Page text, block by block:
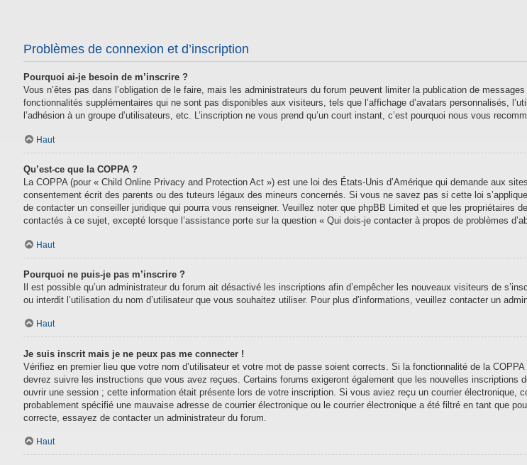
Problèmes de connexion et d’inscription
Pourquoi ai-je besoin de m’inscrire ?
Vous n’êtes pas dans l’obligation de le faire, mais les administrateurs du forum peuvent limiter la publication de
fonctionnalités supplémentaires qui ne sont pas disponibles aux visiteurs, tels que l’affichage d’avatars personnalisés,
l’adhésion à un groupe d’utilisateurs, etc. L’inscription ne vous prend qu’un court instant, c’est pourquoi nous vous
Haut
Qu’est-ce que la COPPA ?
La COPPA (pour « Child Online Privacy and Protection Act ») est une loi des États-Unis d’Amérique qui demande aux
consentement écrit des parents ou des tuteurs légaux des mineurs concernés. Si vous ne savez pas si cette loi
de contacter un conseiller juridique qui pourra vous renseigner. Veuillez noter que phpBB Limited et que les propriétaires
contactés à ce sujet, excepté lorsque l’assistance porte sur la question « Qui dois-je contacter à propos de problèmes
Haut
Pourquoi ne puis-je pas m’inscrire ?
Il est possible qu’un administrateur du forum ait désactivé les inscriptions afin d’empêcher les nouveaux visiteurs de
ou interdit l’utilisation du nom d’utilisateur que vous souhaitez utiliser. Pour plus d’informations, veuillez contacter un
Haut
Je suis inscrit mais je ne peux pas me connecter !
Vérifiez en premier lieu que votre nom d’utilisateur et votre mot de passe soient corrects. Si la fonctionnalité de la
devrez suivre les instructions que vous avez reçues. Certains forums exigeront également que les nouvelles
ouvrir une session ; cette information était présente lors de votre inscription. Si vous aviez reçu un courrier
probablement spécifié une mauvaise adresse de courrier électronique ou le courrier électronique a été filtré en tant que
correcte, essayez de contacter un administrateur du forum.
Haut